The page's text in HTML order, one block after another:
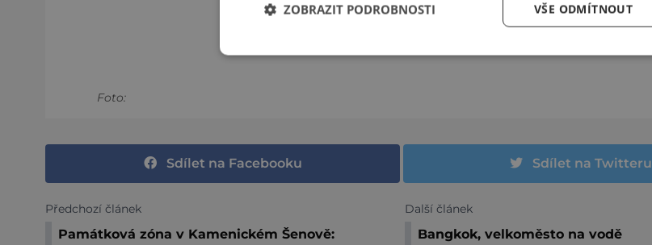
Foto:
Sdílet na Facebooku Sdílet na Twitteru
Předchozí článek
Památková zóna v Kamenickém Šenově:
Další článek
Bangkok, velkoměsto na vodě
VŠE ODMÍTNOUT
ZOBRAZIT PODROBNOSTI